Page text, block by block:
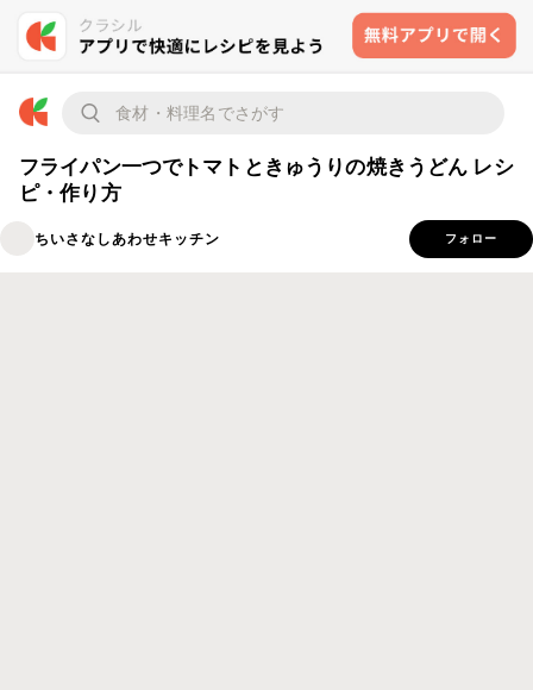
フライパン一つでトマトときゅうりの焼きうどん レシ
ピ・作り方
ちいさなしあわせキッチン フォロー